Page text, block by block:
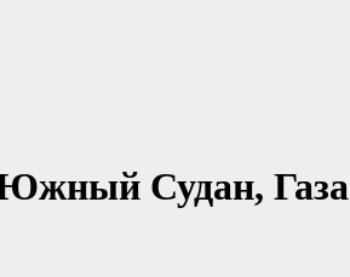
Южный Судан, Газа